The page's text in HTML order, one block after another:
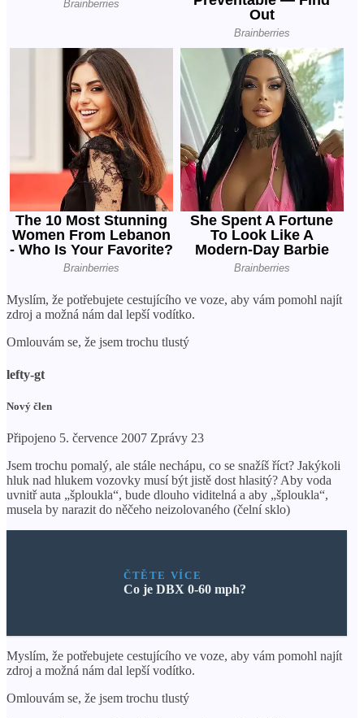
Myslím, že potřebujete cestujícího ve voze, aby vám pomohl najít
zdroj a možná nám dal lepší vodítko.
Omlouvám se, že jsem trochu tlustý
lefty-gt
Nový člen
Připojeno 5. července 2007 Zprávy 23
Jsem trochu pomalý, ale stále nechápu, co se snažíš říct? Jakýkoli
hluk nad hlukem vozovky musí být jistě dost hlasitý? Aby voda
uvnitř auta „šploukla“, bude dlouho viditelná a aby „šploukla“,
musela by narazit do něčeho neizolovaného (čelní sklo)
ČTĚTE VÍCE
Co je DBX 0-60 mph?
Myslím, že potřebujete cestujícího ve voze, aby vám pomohl najít
zdroj a možná nám dal lepší vodítko.
Omlouvám se, že jsem trochu tlustý